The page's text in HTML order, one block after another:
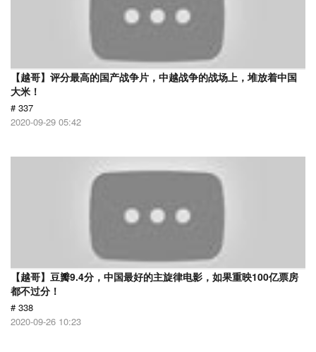
【越哥】评分最高的国产战争片，中越战争的战场上，堆放着中国
大米！
# 337
2020-09-29 05:42
【越哥】豆瓣9.4分，中国最好的主旋律电影，如果重映100亿票房
都不过分！
# 338
2020-09-26 10:23